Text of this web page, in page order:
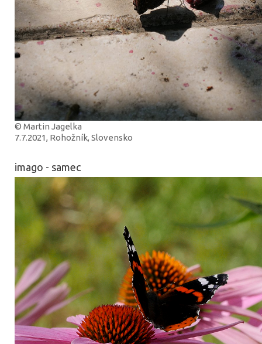
© Martin Jagelka
7.7.2021, Rohožník, Slovensko
imago - samec